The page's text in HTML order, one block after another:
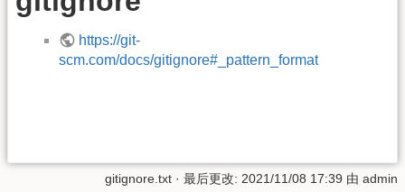
https://git-
scm.com/docs/gitignore#_pattern_format
gitignore.txt · 最后更改: 2021/11/08 17:39 由 admin